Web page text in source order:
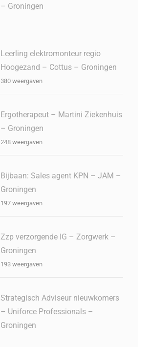
– Groningen
Leerling elektromonteur regio
Hoogezand – Cottus – Groningen
380 weergaven
Ergotherapeut – Martini Ziekenhuis
– Groningen
248 weergaven
Bijbaan: Sales agent KPN – JAM –
Groningen
197 weergaven
Zzp verzorgende IG – Zorgwerk –
Groningen
193 weergaven
Strategisch Adviseur nieuwkomers
– Uniforce Professionals –
Groningen